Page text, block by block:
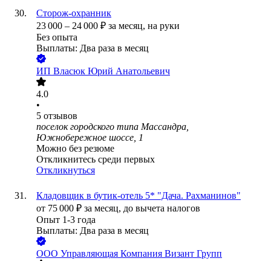
Сторож-охранник
23 000 – 24 000 ₽ за месяц, на руки
Без опыта
Выплаты: Два раза в месяц
ИП Власюк Юрий Анатольевич
4.0
•
5 отзывов
поселок городского типа Массандра,
Южнобережное шоссе, 1
Можно без резюме
Откликнитесь среди первых
Откликнуться
Кладовщик в бутик-отель 5* "Дача. Рахманинов"
от 75 000 ₽ за месяц, до вычета налогов
Опыт 1-3 года
Выплаты: Два раза в месяц
ООО Управляющая Компания Визант Групп